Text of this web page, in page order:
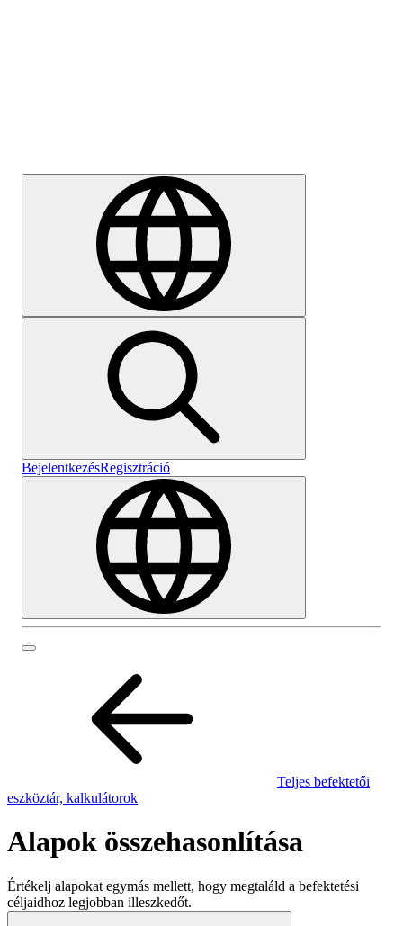
BejelentkezésRegisztráció
Teljes befektetői
eszköztár, kalkulátorok
Alapok összehasonlítása
Értékelj alapokat egymás mellett, hogy megtaláld a befektetési
céljaidhoz legjobban illeszkedőt.